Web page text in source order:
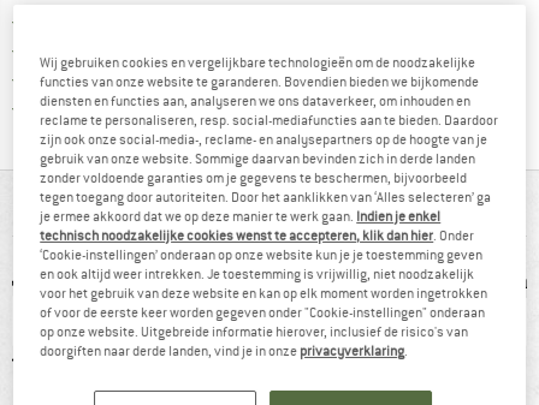
> 4.000.000 tevreden klanten
Alle artikelen in voorraad
IN EEN OOGOPSLAG
Wij gebruiken cookies en vergelijkbare technologieën om de noodzakelijke
functies van onze website te garanderen. Bovendien bieden we bijkomende
diensten en functies aan, analyseren we ons dataverkeer, om inhouden en
reclame te personaliseren, resp. social-mediafuncties aan te bieden. Daardoor
zijn ook onze social-media-, reclame- en analysepartners op de hoogte van je
gebruik van onze website. Sommige daarvan bevinden zich in derde landen
zonder voldoende garanties om je gegevens te beschermen, bijvoorbeeld
tegen toegang door autoriteiten. Door het aanklikken van ‘Alles selecteren’ ga
je ermee akkoord dat we op deze manier te werk gaan. Indien je enkel
technisch noodzakelijke cookies wenst te accepteren, klik dan hier . Onder
‘Cookie-instellingen’ onderaan op onze website kun je je toestemming geven
en ook altijd weer intrekken. Je toestemming is vrijwillig, niet noodzakelijk
voor het gebruik van deze website en kan op elk moment worden ingetrokken
of voor de eerste keer worden gegeven onder "Cookie-instellingen" onderaan
op onze website. Uitgebreide informatie hierover, inclusief de risico's van
doorgiften naar derde landen, vind je in onze privacyverklaring